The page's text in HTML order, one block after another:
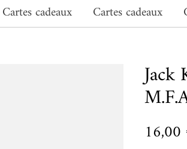
Cartes cadeaux Cartes cadeaux
Jack